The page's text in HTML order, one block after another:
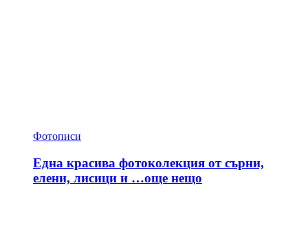
Фотописи
Една красива фотоколекция от сърни,
елени, лисици и …още нещо